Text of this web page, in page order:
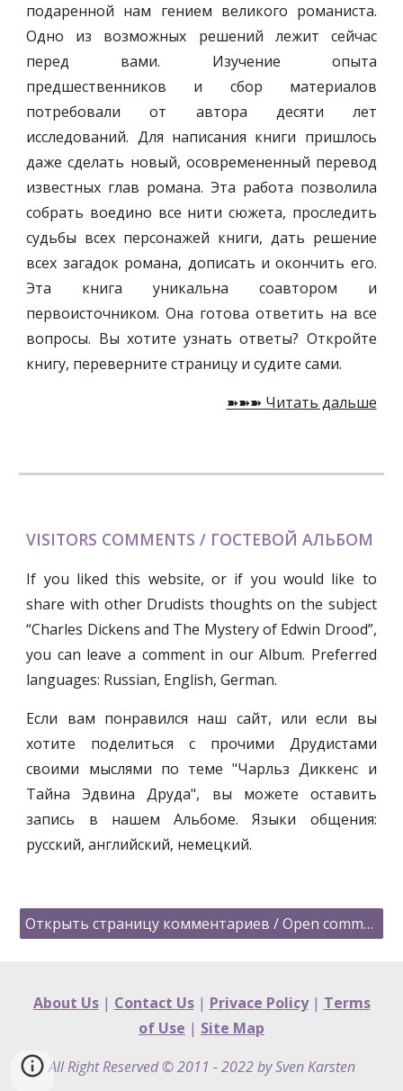
подаренной нам гением великого романиста.
Одно из возможных решений лежит сейчас
перед вами. Изучение опыта
предшественников и сбор материалов
потребовали от автора десяти лет
исследований. Для написания книги пришлось
даже сделать новый, осовремененный перевод
известных глав романа. Эта работа позволила
собрать воедино все нити сюжета, проследить
судьбы всех персонажей книги, дать решение
всех загадок романа, дописать и окончить его.
Эта книга уникальна соавтором и
первоисточником. Она готова ответить на все
вопросы. Вы хотите узнать ответы? Откройте
книгу, переверните страницу и судите сами.
➽➽➽ Читать дальше
VISITORS COMMENTS / ГОСТЕВОЙ АЛЬБОМ
If you liked this website, or if you would like to
share with other Drudists thoughts on the subject
“Charles Dickens and The Mystery of Edwin Drood”,
you can leave a comment in our Album. Preferred
languages: Russian, English, German.
Если вам понравился наш сайт, или если вы
хотите поделиться с прочими Друдистами
своими мыслями по теме "Чарльз Диккенс и
Тайна Эдвина Друда", вы можете оставить
запись в нашем Альбоме. Языки общения:
русский, английский, немецкий.
Открыть страницу комментариев / Open comments in new window
About Us| Contact Us| Privace Policy| Terms
of Use | Site Map
All Right Reserved © 2011 - 2022 by Sven Karsten